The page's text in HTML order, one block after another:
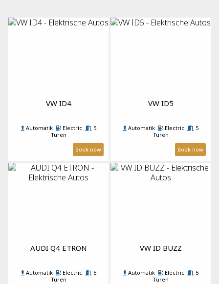
Elektrische Autos
VW ID4
Automatik Electric
5
Türen
Book now
VW ID5
Automatik Electric
5
Türen
Book now
AUDI Q4 ETRON
Automatik Electric
5
Türen
VW ID BUZZ
Automatik Electric
5
Türen